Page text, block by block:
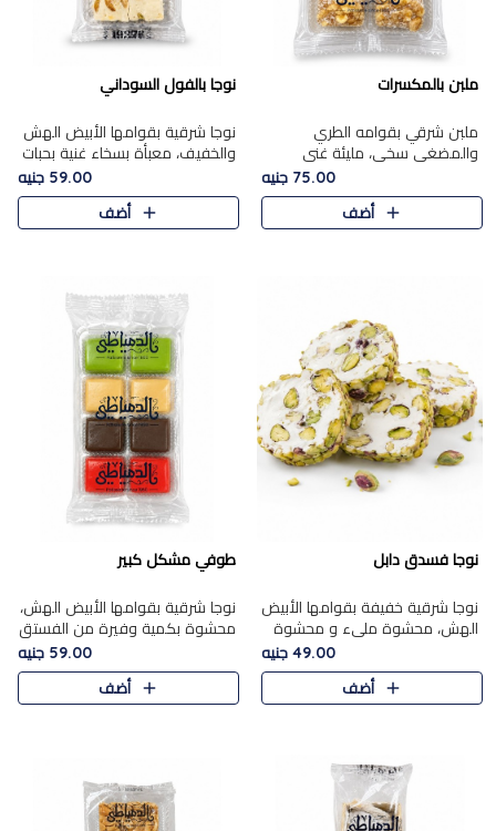
ملبن بالمكسرات
ملبن شرقي بقوامه الطري
والمضغي سخي، مليئة غني
بتشكيلة فاخرة من المكسرات
مشكلة المختارة التي تقدم تضيف
قرمشة مميزة مرضية ونكهة
75.00 جنيه
أضف
نوجا بالفول السوداني
نوجا شرقية بقوامها الأبيض الهش
والخفيف، معبأة بسخاء غنية بحبات
الفول السوداني المحمص التي
يقدم تضيف قرمشة مميزة مرضية
وتوازنًا رائعًا مع حلا..
59.00 جنيه
أضف
نوجا فسدق دابل
نوجا شرقية خفيفة بقوامها الأبيض
الهش، محشوة مليء و محشوة
بـكمية وفيرة من الفستق الفاخر
لتمنحك نكهة مكسرات غنية
وقرمشة مميزة في كل قطعة و
49.00 جنيه
أضف
طوفي مشكل كبير
نوجا شرقية بقوامها الأبيض الهش،
محشوة بكمية وفيرة من الفستق
الفاخر لتمنحك نكهة غنية وقرمشة
مميزة في كل قطعة، لتجربة تجمع
بين الفخامة والمذاق..
59.00 جنيه
أضف